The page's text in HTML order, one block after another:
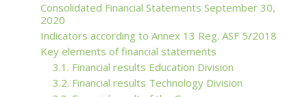
Consolidated Financial Statements September 30,
2020
Indicators according to Annex 13 Reg. ASF 5/2018
Key elements of financial statements
3.1. Financial results Education Division
3.2. Financial results Technology Division